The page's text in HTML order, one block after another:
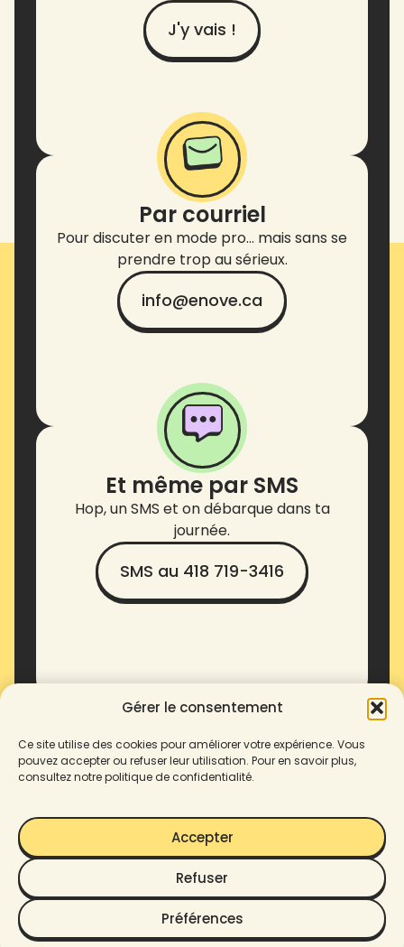
Gérer le consentement
Ce site utilise des cookies pour améliorer votre expérience. Vous
pouvez accepter ou refuser leur utilisation. Pour en savoir plus,
consultez notre politique de confidentialité.
Accepter
Refuser
Préférences
J'y vais !
Par courriel
Pour discuter en mode pro… mais sans se
prendre trop au sérieux.
info@enove.ca
Et même par SMS
Hop, un SMS et on débarque dans ta
journée.
SMS au 418 719-3416
© 2025 Enove. Tous droits
Politique de confidentialité